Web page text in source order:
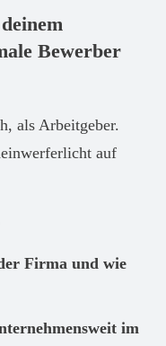
Bewerber
als Arbeitgeber.
auf
Firma und wie
im